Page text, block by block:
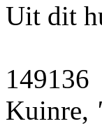
Uit dit
149136
Kuinre,